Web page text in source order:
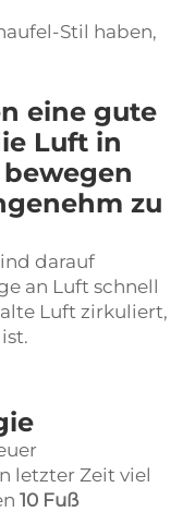
Stil haben,
eine gute
Luft in
zu
darauf
an Luft schnell
Luft zirkuliert,
letzter Zeit viel
10 Fuß